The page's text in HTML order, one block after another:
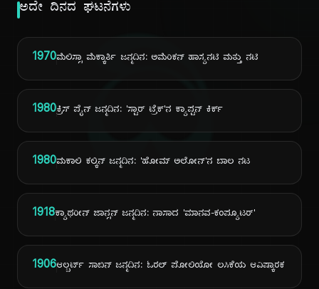
ದಿ
ಅದೇ ದಿನದ ಘಟನೆಗಳು
1970ಮೆಲಿಸ್ಸಾ ಮೆಕ್ಕಾರ್ತಿ ಜನ್ಮದಿನ: ಅಮೆರಿಕನ್ ಹಾಸ್ಯನಟಿ ಮತ್ತು ನಟಿ
1980ಕ್ರಿಸ್ ಪೈನ್ ಜನ್ಮದಿನ: 'ಸ್ಟಾರ್ ಟ್ರೆಕ್'ನ ಕ್ಯಾಪ್ಟನ್ ಕಿರ್ಕ್
1980ಮಕಾಲಿ ಕಲ್ಕಿನ್ ಜನ್ಮದಿನ: 'ಹೋಮ್ ಅಲೋನ್'ನ ಬಾಲ ನಟ
1918ಕ್ಯಾಥರೀನ್ ಜಾನ್ಸನ್ ಜನ್ಮದಿನ: ನಾಸಾದ 'ಮಾನವ-ಕಂಪ್ಯೂಟರ್'
1906ಆಲ್ಬರ್ಟ್ ಸಾಬಿನ್ ಜನ್ಮದಿನ: ಓರಲ್ ಪೋಲಿಯೋ ಲಸಿಕೆಯ ಆವಿಷ್ಕಾರಕ